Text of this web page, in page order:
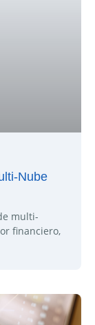
Nube
multi-
financiero,